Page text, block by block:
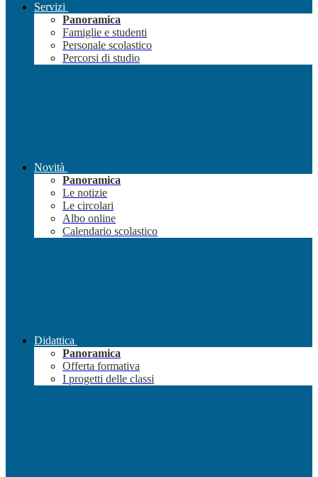
Servizi
Panoramica
Famiglie e studenti
Personale scolastico
Percorsi di studio
Novità
Panoramica
Le notizie
Le circolari
Albo online
Calendario scolastico
Didattica
Panoramica
Offerta formativa
I progetti delle classi